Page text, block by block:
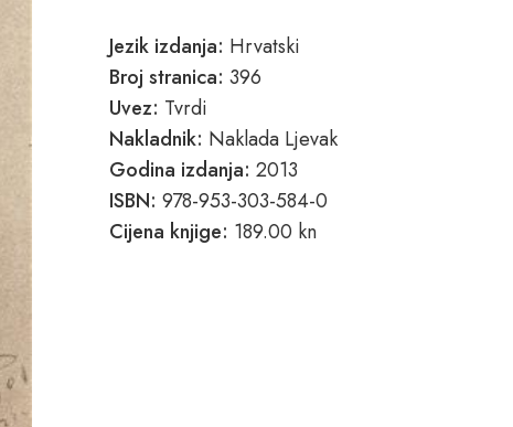
Jezik izdanja: Hrvatski
Broj stranica: 396
Uvez: Tvrdi
Nakladnik: Naklada Ljevak
Godina izdanja: 2013
ISBN: 978-953-303-584-0
Cijena knjige: 189.00 kn